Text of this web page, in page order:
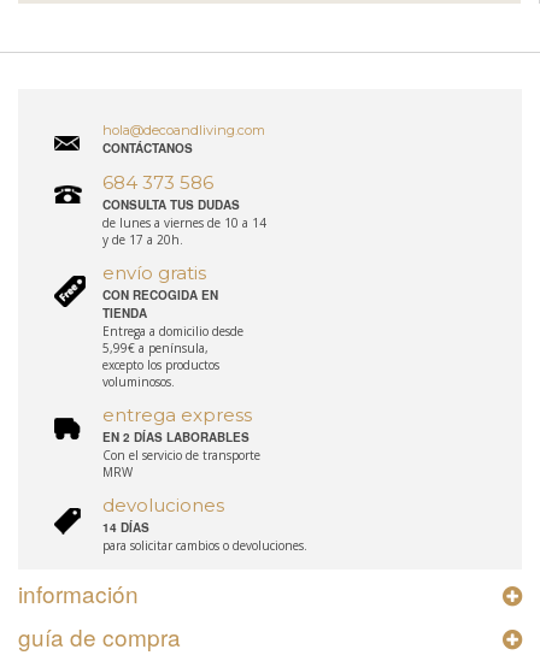
hola@decoandliving.com
CONTÁCTANOS
684 373 586
CONSULTA TUS DUDAS
de lunes a viernes de 10 a 14
y de 17 a 20h.
envío gratis
CON RECOGIDA EN
TIENDA
Entrega a domicilio desde
5,99€ a península,
excepto los productos
voluminosos.
entrega express
EN 2 DÍAS LABORABLES
Con el servicio de transporte
MRW
devoluciones
14 DÍAS
para solicitar cambios o devoluciones.
información
guía de compra